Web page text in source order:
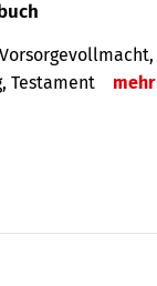
Testament
mehr